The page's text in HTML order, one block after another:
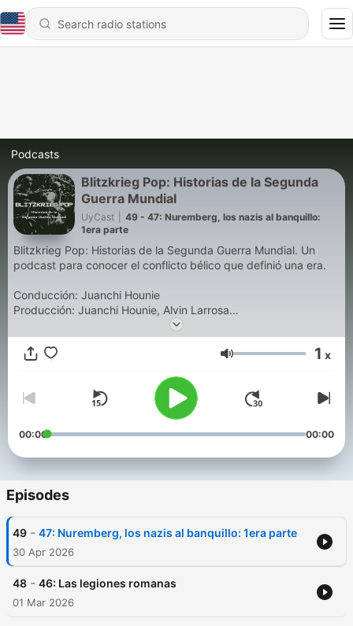
Podcasts
Blitzkrieg Pop: Historias de la Segunda
Guerra Mundial
UyCast
49 - 47: Nuremberg, los nazis al banquillo:
1era parte
Blitzkrieg Pop: Historias de la Segunda Guerra Mundial. Un
podcast para conocer el conflicto bélico que definió una era.
Conducción: Juanchi Hounie
Producción: Juanchi Hounie, Alvin Larrosa
Volume 1 x
00:00 00:00
Episodes
49 - 47: Nuremberg, los nazis al banquillo: 1era parte
30 Apr 2026
48 - 46: Las legiones romanas
01 Mar 2026